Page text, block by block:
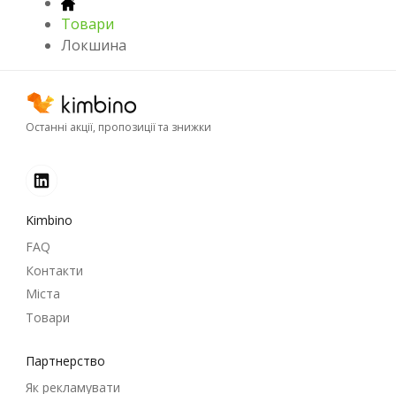
Товари
Локшина
Останні акції, пропозиції та знижки
Kimbino
FAQ
Контакти
Міста
Товари
Партнерство
Як рекламувати